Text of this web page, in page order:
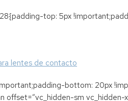
top: 5px
lentes de contacto
bottom: 20px
sm vc_hidden-